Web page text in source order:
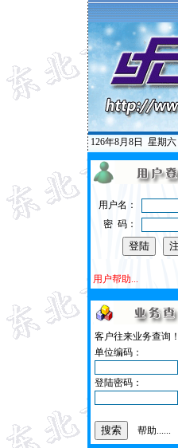
126年8月8日 星期六
用户名：
密 码：
用户帮助...
客户往来业务查询！
单位编码：
登陆密码：
帮助......